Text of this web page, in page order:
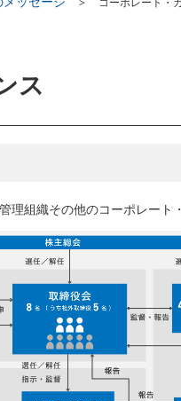
ス
組織その他のコーポレート